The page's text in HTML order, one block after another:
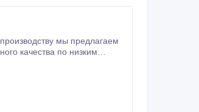
мы предлагаем
качества по низким